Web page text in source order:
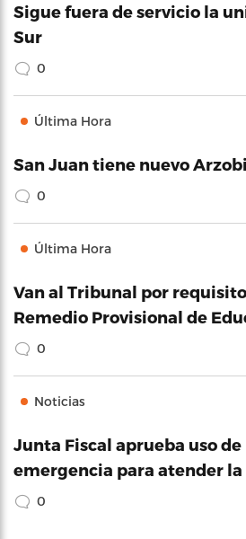
Sigue fuera de servicio la
Sur
0
Última Hora
San Juan tiene nuevo
0
Última Hora
Van al Tribunal por
Remedio Provisional de
0
Noticias
Junta Fiscal aprueba uso de
emergencia para atender la
0